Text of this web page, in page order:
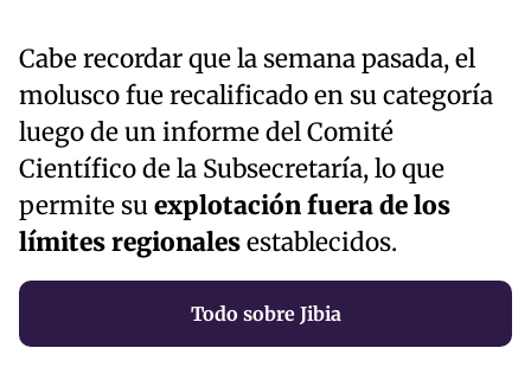
Cabe recordar que la semana pasada, el
molusco fue recalificado en su categoría
luego de un informe del Comité
Científico de la Subsecretaría, lo que
permite suexplotación fuera de los
límites regionalesestablecidos.
Todo sobre Jibia